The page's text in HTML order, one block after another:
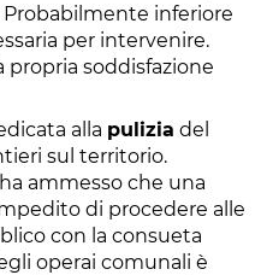
Probabilmente inferiore
per intervenire.
propria soddisfazione
alla pulizia del
sul territorio.
ammesso che una
di procedere alle
con la consueta
operai comunali è